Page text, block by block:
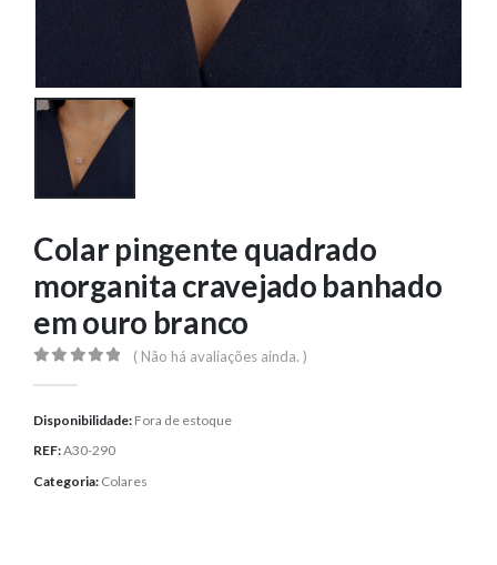
Colar pingente quadrado
morganita cravejado banhado
em ouro branco
( Não há avaliações ainda. )
Disponibilidade: Fora de estoque
REF:A30-290
Categoria: Colares